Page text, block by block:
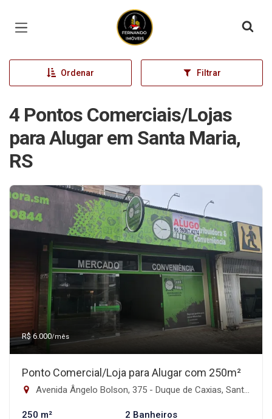
Página inicial
Ordenar Filtrar
4 Pontos Comerciais/Lojas
para Alugar em Santa Maria,
RS
R$ 6.000/mês
Ponto Comercial/Loja para Alugar com 250m²
Avenida Ângelo Bolson, 375 - Duque de Caxias, Santa Maria-RS
250 m² 2 Banheiros